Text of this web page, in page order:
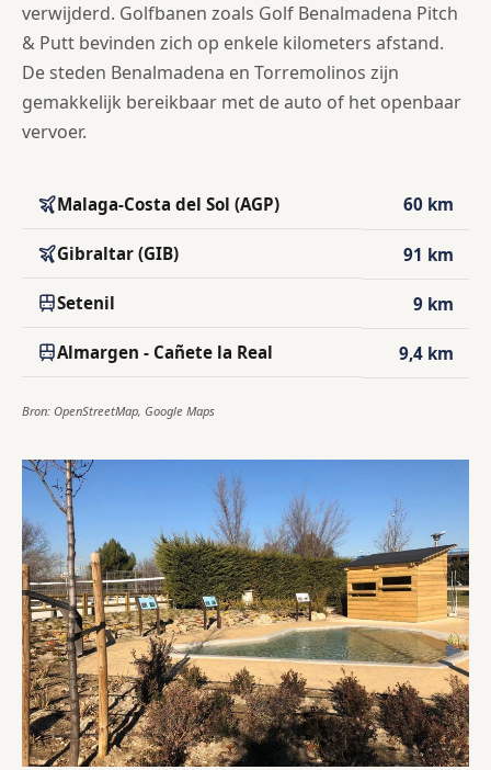
verwijderd. Golfbanen zoals Golf Benalmadena Pitch
& Putt bevinden zich op enkele kilometers afstand.
De steden Benalmadena en Torremolinos zijn
gemakkelijk bereikbaar met de auto of het openbaar
vervoer.
Malaga-Costa del Sol (AGP) 60 km
Gibraltar (GIB) 91 km
Setenil 9 km
Almargen - Cañete la Real 9,4 km
Bron: OpenStreetMap, Google Maps